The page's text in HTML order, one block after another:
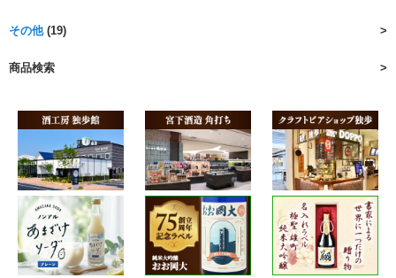
その他(19)
商品検索